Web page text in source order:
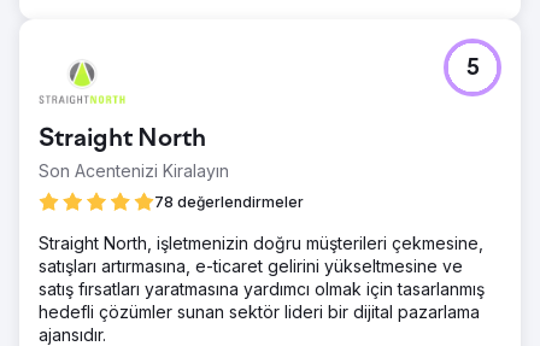
“yakınımdaki DUI avukatı” gibi en iyi anahtar kelimelerde
Google'ın ilk sayfasında yer alın.
Ajans sayfasına git
Straight North
Son Acentenizi Kiralayın
78 değerlendirmeler
5
Straight North, işletmenizin doğru müşterileri çekmesine,
satışları artırmasına, e-ticaret gelirini yükseltmesine ve
satış fırsatları yaratmasına yardımcı olmak için tasarlanmış
hedefli çözümler sunan sektör lideri bir dijital pazarlama
ajansıdır.